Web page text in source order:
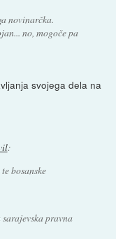
novinarčka.
no, mogoče pa
svojega dela na
:
bosanske
pravna